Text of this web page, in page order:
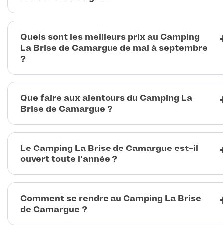
Quels sont les meilleurs prix au Camping
La Brise de Camargue de mai à septembre
?
Que faire aux alentours du Camping La
Brise de Camargue ?
Le Camping La Brise de Camargue est-il
ouvert toute l'année ?
Comment se rendre au Camping La Brise
de Camargue ?